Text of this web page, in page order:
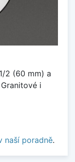
2 (60 mm) a
i
naší poradně.